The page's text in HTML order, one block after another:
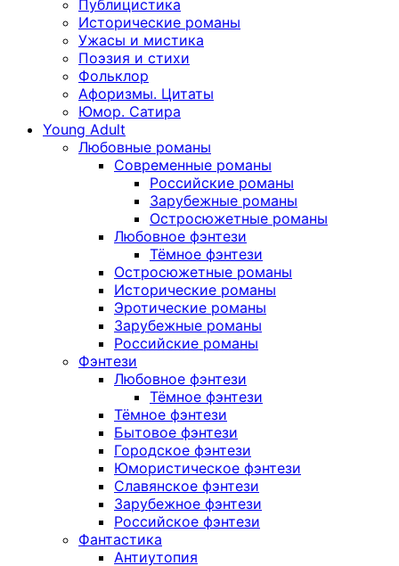
Публицистика
Исторические романы
Ужасы и мистика
Поэзия и стихи
Фольклор
Афоризмы. Цитаты
Юмор. Сатира
Young Adult
Любовные романы
Современные романы
Российские романы
Зарубежные романы
Остросюжетные романы
Любовное фэнтези
Тёмное фэнтези
Остросюжетные романы
Исторические романы
Эротические романы
Зарубежные романы
Российские романы
Фэнтези
Любовное фэнтези
Тёмное фэнтези
Тёмное фэнтези
Бытовое фэнтези
Городское фэнтези
Юмористическое фэнтези
Славянское фэнтези
Зарубежное фэнтези
Российское фэнтези
Фантастика
Антиутопия